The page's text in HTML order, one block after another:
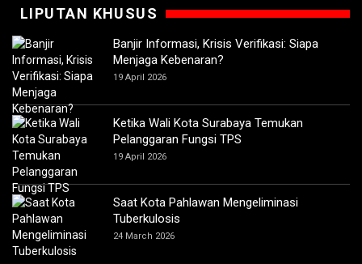
LIPUTAN KHUSUS
Banjir Informasi, Krisis Verifikasi: Siapa
Menjaga Kebenaran?
19 April 2026
Ketika Wali Kota Surabaya Temukan
Pelanggaran Fungsi TPS
19 April 2026
Saat Kota Pahlawan Mengeliminasi
Tuberkulosis
24 March 2026